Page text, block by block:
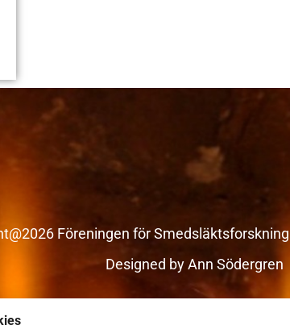
Föreningen för
Designed by Ann Södergren